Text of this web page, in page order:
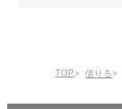
TOP 借りる